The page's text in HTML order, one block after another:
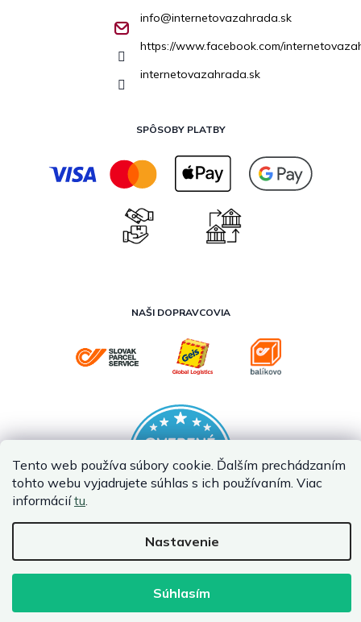
Tento web používa súbory cookie. Ďalším prechádzaním
tohto webu vyjadrujete súhlas s ich používaním. Viac
informáciítu.
Nastavenie
Súhlasím
info@internetovazahrada.sk
https://www.facebook.com/
internetovazahrada.sk
SPÔSOBY PLATBY
NAŠI DOPRAVCOVIA
Vytvoril Shoptet Premium